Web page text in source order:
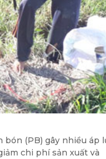
(PB) gây nhiều áp
chi phí sản xuất và